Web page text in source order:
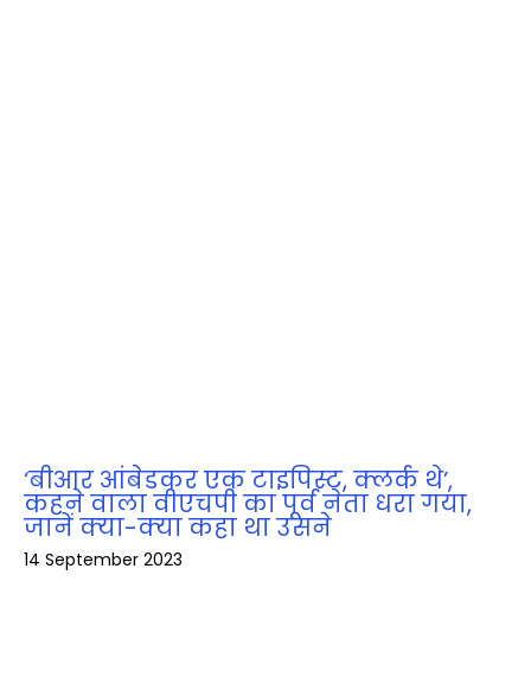
‘बीआर आंबेडकर एक टाइपिस्ट, क्लर्क थे’,
कहने वाला वीएचपी का पूर्व नेता धरा गया,
जानें क्‍या-क्‍या कहा था उसने
14 September 2023